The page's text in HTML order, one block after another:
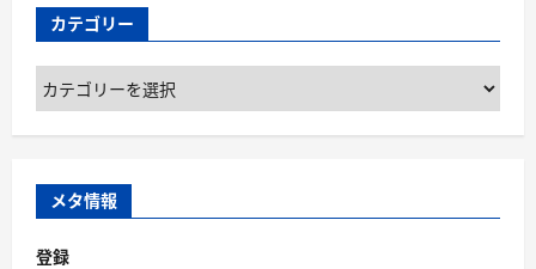
カテゴリー
カ
テ
ゴ
ー
メタ情報
登録